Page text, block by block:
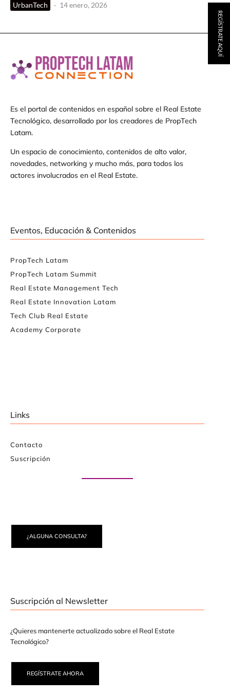
UrbanTech · 14 enero, 2026
Es el portal de contenidos en español sobre el Real Estate
Tecnológico, desarrollado por los creadores de PropTech
Latam.
Un espacio de conocimiento, contenidos de alto valor,
novedades, networking y mucho más, para todos los
actores involucrados en el Real Estate.
Eventos, Educación & Contenidos
PropTech Latam
PropTech Latam Summit
Real Estate Management Tech
Real Estate Innovation Latam
Tech Club Real Estate
Academy Corporate
Links
Contacto
Suscripción
¿ALGUNA CONSULTA?
Suscripción al Newsletter
¿Quieres mantenerte actualizado sobre el Real Estate
Tecnológico?
REGÍSTRATE AHORA
REGÍSTRATE AQUÍ